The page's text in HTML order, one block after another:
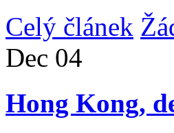
Celý článek
Dec 04
Hong Kong,